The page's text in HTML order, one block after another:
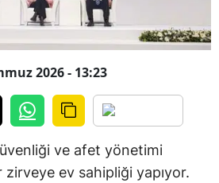
2026 - 13:23
ve afet yönetimi
zirveye ev sahipliği yapıyor.